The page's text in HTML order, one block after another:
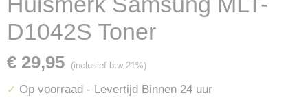
D1042S Toner
€ 29,95 (inclusief btw 21%)
✓ Op voorraad - Levertijd Binnen 24 uur